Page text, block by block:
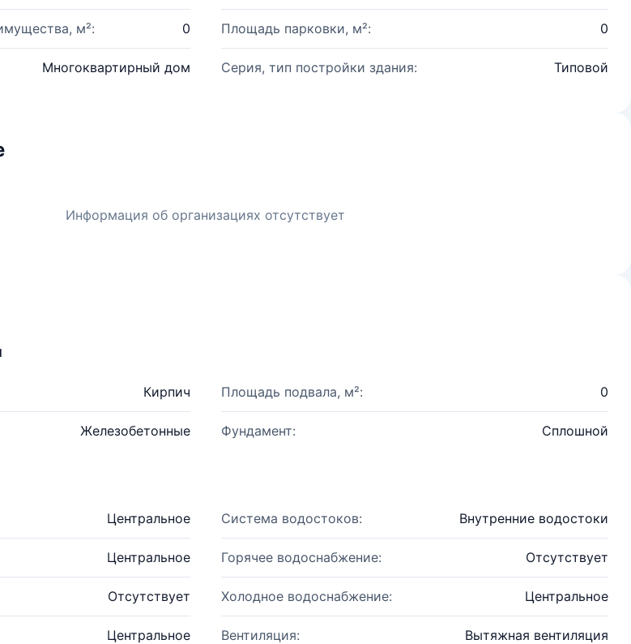
м²: 0 Площадь парковки, м²: 0
Многоквартирный дом Серия, тип постройки здания: Типовой
Информация об организациях отсутствует
Кирпич Площадь подвала, м²: 0
Железобетонные Фундамент: Сплошной
Центральное Система водостоков: Внутренние водостоки
Центральное Горячее водоснабжение: Отсутствует
Отсутствует Холодное водоснабжение: Центральное
Центральное Вентиляция: Вытяжная вентиляция